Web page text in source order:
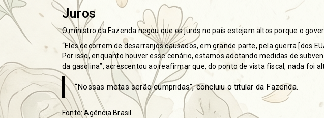
Juros
O ministro da Fazenda negou que os juros no país estejam altos porque o
“Eles decorrem de desarranjos causados, em grande parte, pela guerra [dos
Por isso, enquanto houver esse cenário, estamos adotando medidas de
da gasolina”, acrescentou ao reafirmar que, do ponto de vista fiscal, nada foi
“Nossas metas serão cumpridas”, concluiu o titular da Fazenda.
Fonte: Agência Brasil